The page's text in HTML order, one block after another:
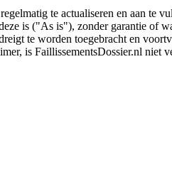
te actualiseren en aan te
is ("As is"), zonder garantie of
te worden toegebracht en
is FaillissementsDossier.nl